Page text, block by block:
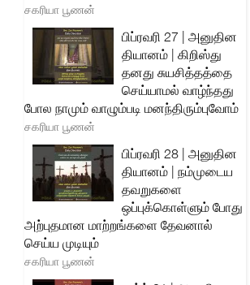
சகரியா பூணன்
பிப்ரவரி 27 | அனுதின
தியானம் | கிறிஸ்து
தனது சுயசித்தத்தை
செய்யாமல் வாழ்ந்தது
போல நாமும் வாழும்படி மனந்திரும்புவோம்
சகரியா பூணன்
பிப்ரவரி 28 | அனுதின
தியானம் | நம்முடைய
தவறுகளை
ஒப்புக்கொள்ளும் போது
அற்புதமான மாற்றங்களை தேவனால்
செய்ய முடியும்
சகரியா பூணன்